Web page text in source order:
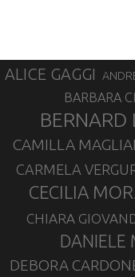
ALICE GAGGI
BARBARA
BERNARD
CAMILLA
CARMELA
CECILIA
CHIARA
DANIELE
DEBORA